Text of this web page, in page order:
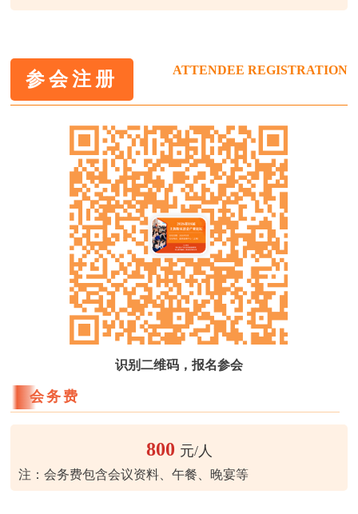
参会注册 ATTENDEE REGISTRATION
识别二维码，报名参会
会务费
800 元/人
注：会务费包含会议资料、午餐、晚宴等